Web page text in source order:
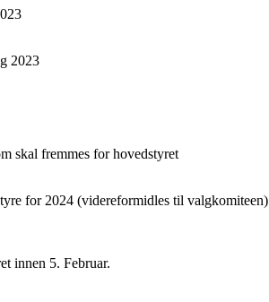
23
2023
skal fremmes for hovedstyret
yre for 2024 (videreformidles til valgkomiteen)
innen 5. Februar.